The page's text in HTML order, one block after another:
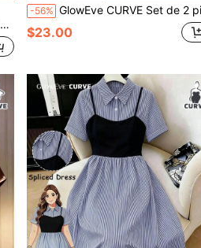
-56% GlowEve CURVE Set de 2 piezas de chaqueta de cárdigan de manga larga con cuello en V y adorno de perlas en contraste, y vestido maxi con cuello redondo y perlas bordadas, tallas grandes, adecuado para otoño/invierno, uso casual, oficina y fiesta
$23.00